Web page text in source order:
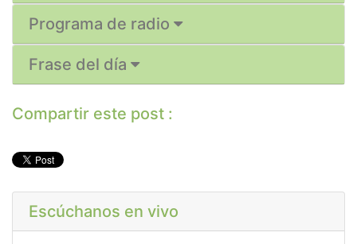
Programa de radio
Frase del día
Compartir este post :
Escúchanos en vivo